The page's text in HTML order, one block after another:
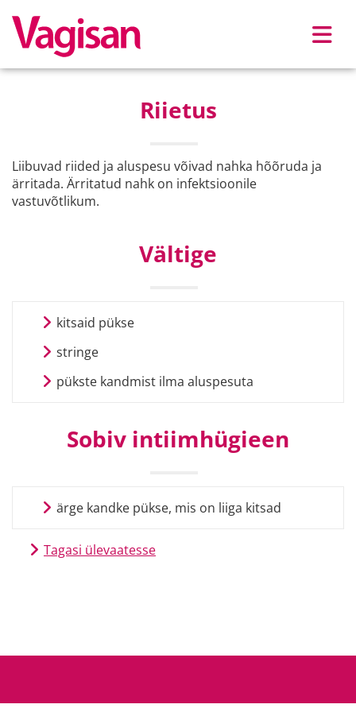
Riietus
Liibuvad riided ja aluspesu võivad nahka hõõruda ja
ärritada. Ärritatud nahk on infektsioonile
vastuvõtlikum.
Vältige
kitsaid pükse
stringe
pükste kandmist ilma aluspesuta
Sobiv intiimhügieen
ärge kandke pükse, mis on liiga kitsad
Tagasi ülevaatesse